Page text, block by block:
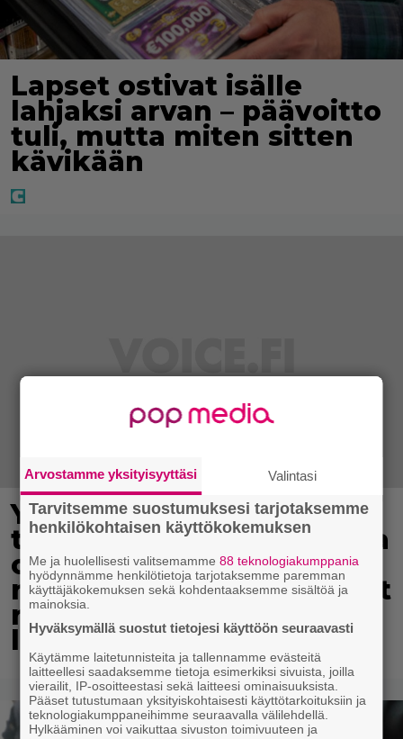
Lapset ostivat isälle
lahjaksi arvan – päävoitto
tuli, mutta miten sitten
kävikään
Yle: Uuden lain myötä
työnhakijan täytyy kertoa
osaamisestaan julkisesti
netissä – yrittäjät toivovat
rangaistusta
laiminlyönnistä
Arvostamme yksityisyyttäsi Valintasi
Tarvitsemme suostumuksesi tarjotaksemme
henkilökohtaisen käyttökokemuksen
Me ja huolellisesti valitsemamme88 teknologiakumppania
hyödynnämme henkilötietoja tarjotaksemme paremman
käyttäjäkokemuksen sekä kohdentaaksemme sisältöä ja
mainoksia.
Hyväksymällä suostut tietojesi käyttöön seuraavasti
Käytämme laitetunnisteita ja tallennamme evästeitä
laitteellesi saadaksemme tietoja esimerkiksi sivuista, joilla
vierailit, IP-osoitteestasi sekä laitteesi ominaisuuksista.
Pääset tutustumaan yksityiskohtaisesti käyttötarkoituksiin ja
teknologiakumppaneihimme seuraavalla välilehdellä.
Hylkääminen voi vaikuttaa sivuston toimivuuteen ja